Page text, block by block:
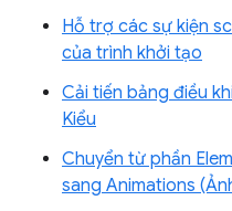
Hỗ trợ các sự kiện
của trình khởi tạo
Cải tiến bảng điều
Kiểu
Chuyển từ phần
sang Animations